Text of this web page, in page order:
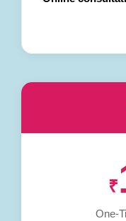
₹
One-